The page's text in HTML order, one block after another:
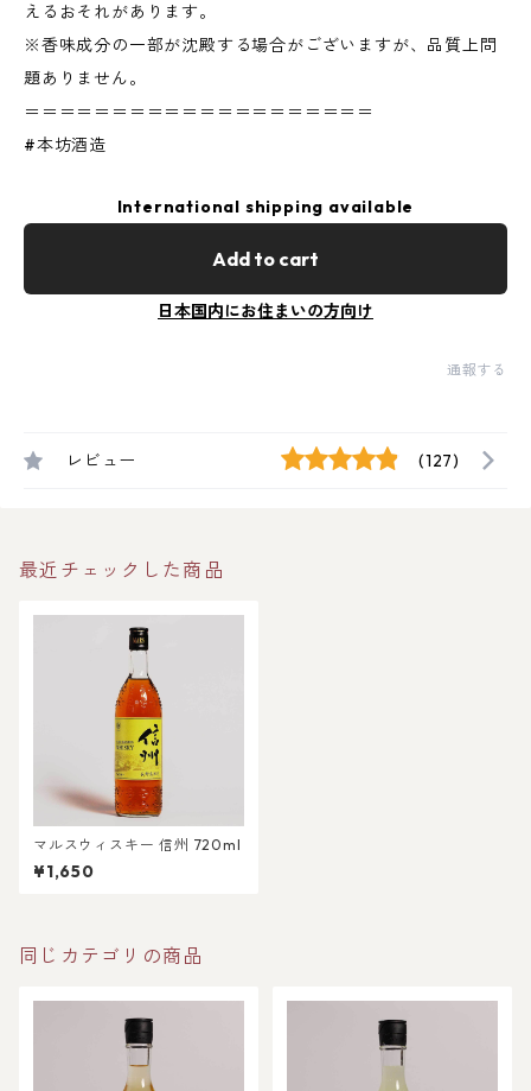
えるおそれがあります。
※香味成分の一部が沈殿する場合がございますが、品質上問
題ありません。
＝＝＝＝＝＝＝＝＝＝＝＝＝＝＝＝＝＝＝＝
#本坊酒造
International shipping available
Add to cart
日本国内にお住まいの方向け
通報する
レビュー (127)
最近チェックした商品
マルスウィスキー 信州 720ml
¥1,650
同じカテゴリの商品